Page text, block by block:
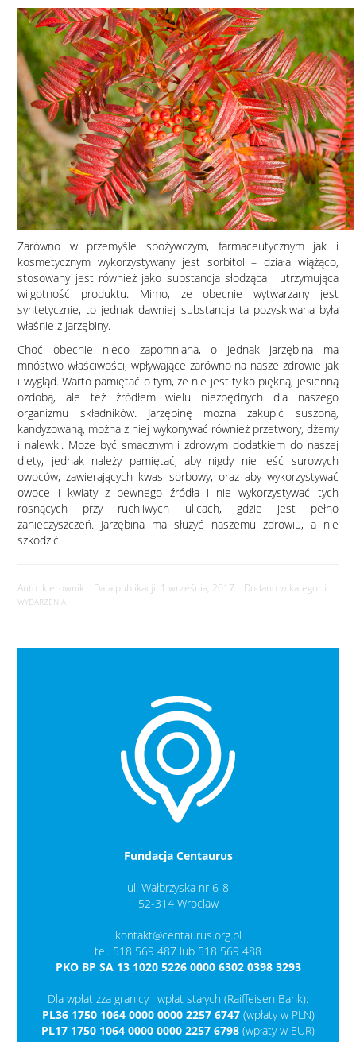
Zarówno w przemyśle spożywczym, farmaceutycznym jak i
kosmetycznym wykorzystywany jest sorbitol – działa wiążąco,
stosowany jest również jako substancja słodząca i utrzymująca
wilgotność produktu. Mimo, że obecnie wytwarzany jest
syntetycznie, to jednak dawniej substancja ta pozyskiwana była
właśnie z jarzębiny.
Choć obecnie nieco zapomniana, o jednak jarzębina ma
mnóstwo właściwości, wpływające zarówno na nasze zdrowie jak
i wygląd. Warto pamiętać o tym, że nie jest tylko piękną, jesienną
ozdobą, ale też źródłem wielu niezbędnych dla naszego
organizmu składników. Jarzębinę można zakupić suszoną,
kandyzowaną, można z niej wykonywać również przetwory, dżemy
i nalewki. Może być smacznym i zdrowym dodatkiem do naszej
diety, jednak należy pamiętać, aby nigdy nie jeść surowych
owoców, zawierających kwas sorbowy, oraz aby wykorzystywać
owoce i kwiaty z pewnego źródła i nie wykorzystywać tych
rosnących przy ruchliwych ulicach, gdzie jest pełno
zanieczyszczeń. Jarzębina ma służyć naszemu zdrowiu, a nie
szkodzić.
Auto: kierownik Data publikacji: 1 września, 2017 Dodano w kategorii:
WYDARZENIA
Fundacja Centaurus
ul. Wałbrzyska nr 6-8
52-314 Wroclaw
kontakt@centaurus.org.pl
tel. 518 569 487 lub 518 569 488
PKO BP SA 13 1020 5226 0000 6302 0398 3293
Dla wpłat zza granicy i wpłat stałych (Raiffeisen Bank):
PL36 1750 1064 0000 0000 2257 6747(wpłaty w PLN)
PL17 1750 1064 0000 0000 2257 6798 (wpłaty w EUR)